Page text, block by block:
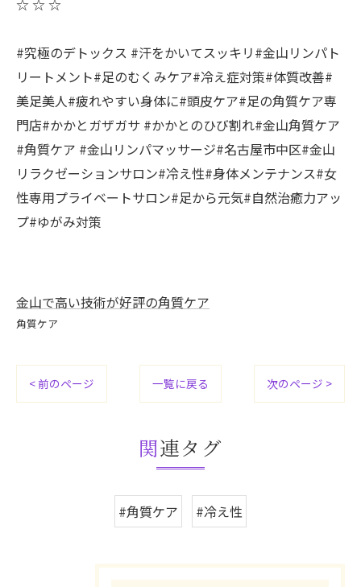
☆ ☆ ☆
#究極のデトックス #汗をかいてスッキリ#金山リンパト
リートメント#足のむくみケア#冷え症対策#体質改善#
美足美人#疲れやすい身体に#頭皮ケア#足の角質ケア専
門店#かかとガザガサ #かかとのひび割れ#金山角質ケア
#角質ケア #金山リンパマッサージ#名古屋市中区#金山
リラクゼーションサロン#冷え性#身体メンテナンス#女
性専用プライベートサロン#足から元気#自然治癒力アッ
プ#ゆがみ対策
金山で高い技術が好評の角質ケア
角質ケア
< 前のページ 一覧に戻る 次のページ >
関連タグ
#角質ケア #冷え性